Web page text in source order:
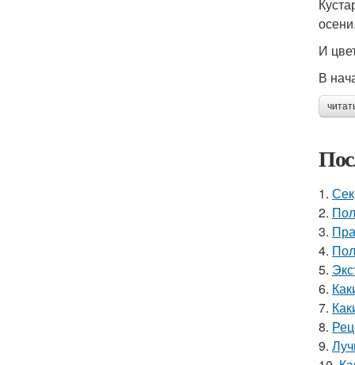
осени.
И
В
1.
2.
3.
4.
5.
6.
7.
8.
9.